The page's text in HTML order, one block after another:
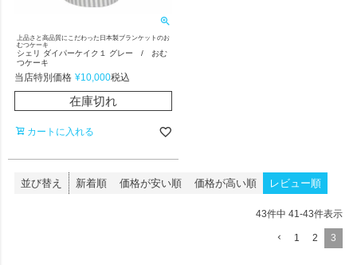
上品さと高品質にこだわった日本製ブランケットのお
むつケーキ
シェリ ダイパーケイク１ グレー / おむ
つケーキ
当店特別価格 ¥10,000税込
在庫切れ
カートに入れる
並び替え 新着順 価格が安い順 価格が高い順 レビュー順
43件中 41-43件表示
1 2 3